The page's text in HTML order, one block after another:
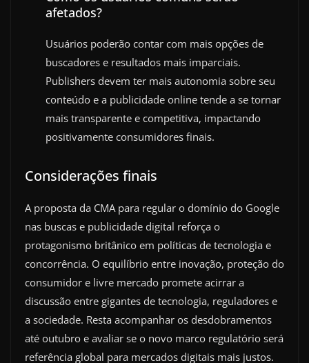
afetados?
Usuários poderão contar com mais opções de
buscadores e resultados mais imparciais.
Publishers devem ter mais autonomia sobre seu
conteúdo e a publicidade online tende a se tornar
mais transparente e competitiva, impactando
positivamente consumidores finais.
Considerações finais
A proposta da CMA para regular o domínio do Google
nas buscas e publicidade digital reforça o
protagonismo britânico em políticas de tecnologia e
concorrência. O equilíbrio entre inovação, proteção do
consumidor e livre mercado promete acirrar a
discussão entre gigantes de tecnologia, reguladores e
a sociedade. Resta acompanhar os desdobramentos
até outubro e avaliar se o novo marco regulatório será
referência global para mercados digitais mais justos.